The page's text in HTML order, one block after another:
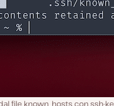
file known_hosts con ssh-